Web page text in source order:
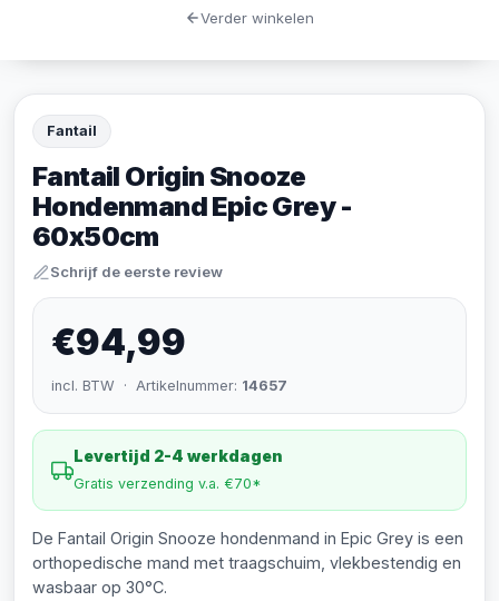
Fantail
Fantail Origin Snooze
Hondenmand Epic Grey -
60x50cm
Schrijf de eerste review
€94,99
incl. BTW · Artikelnummer: 14657
Levertijd 2-4 werkdagen
Gratis verzending v.a. €70*
De Fantail Origin Snooze hondenmand in Epic Grey is een
orthopedische mand met traagschuim, vlekbestendig en
wasbaar op 30°C.
Verder winkelen